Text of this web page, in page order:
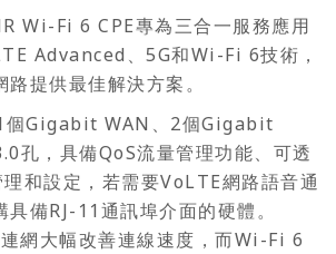
Wi-Fi 6 CPE專為三合一服務應用
Advanced、5G和Wi-Fi 6技術，
提供最佳解決方案。
個Gigabit WAN、2個Gigabit
孔，具備QoS流量管理功能、可透
和設定，若需要VoLTE網路語音通
備RJ-11通訊埠介面的硬體。
網大幅改善連線速度，而Wi-Fi 6